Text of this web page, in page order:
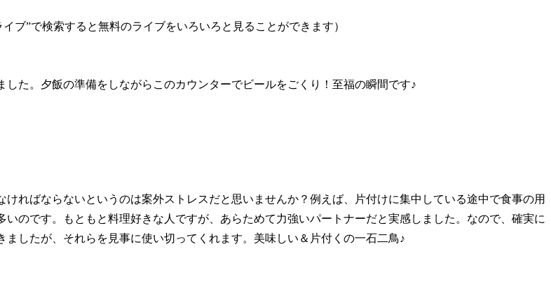
ブ”で検索すると無料のライブをいろいろと見ることができます）
た。夕飯の準備をしながらこのカウンターでビールをごくり！至福の瞬間です♪
ればならないというのは案外ストレスだと思いませんか？例えば、片付けに集中している途中で食事の用
のです。もともと料理好きな人ですが、あらためて力強いパートナーだと実感しました。なので、確実に
したが、それらを見事に使い切ってくれます。美味しい＆片付くの一石二鳥♪